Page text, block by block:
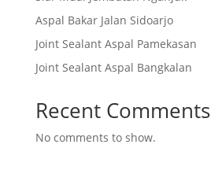
Aspal Bakar Jalan Sidoarjo
Joint Sealant Aspal Pamekasan
Joint Sealant Aspal Bangkalan
Recent Comments
No comments to show.